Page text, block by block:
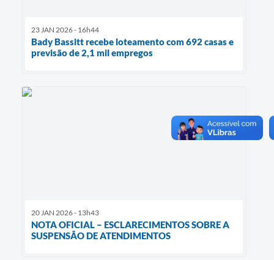
23 JAN 2026 - 16h44
Bady Bassitt recebe loteamento com 692 casas e
previsão de 2,1 mil empregos
20 JAN 2026 - 13h43
NOTA OFICIAL – ESCLARECIMENTOS SOBRE A
SUSPENSÃO DE ATENDIMENTOS